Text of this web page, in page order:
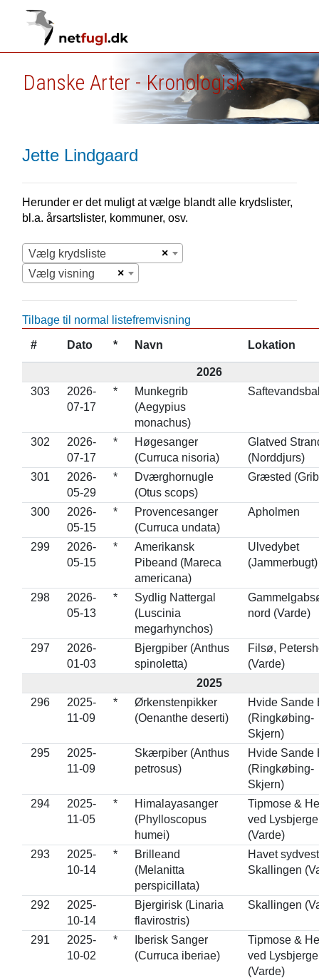
Danske Arter - Kronologisk
Jette Lindgaard
Herunder er det muligt at vælge blandt alle krydslister,
bl.a. årsartslister, kommuner, osv.
×
Vælg krydsliste
×
Vælg visning
Tilbage til normal listefremvisning
# Dato * Navn Lokation
2026
303
2026-
07-17
*
Munkegrib
(Aegypius
monachus)
302
2026-
07-17
*
Høgesanger
(Curruca nisoria)
Glatved
(Norddjurs)
301
2026-
05-29
*
Dværghornugle
(Otus scops)
Græsted
300
2026-
05-15
*
Provencesanger
(Curruca undata)
Apholmen
299
2026-
05-15
*
Amerikansk
Pibeand (Mareca
americana)
Ulvedybet
(Jammerbugt)
298
2026-
05-13
*
Sydlig Nattergal
(Luscinia
megarhynchos)
nord (Varde)
297
2026-
01-03
Bjergpiber (Anthus
spinoletta)
Filsø,
(Varde)
2025
296
2025-
11-09
*
Ørkenstenpikker
(Oenanthe deserti)
Hvide Sande
(Ringkøbing-
Skjern)
295
2025-
11-09
Skærpiber (Anthus
petrosus)
Hvide Sande
(Ringkøbing-
Skjern)
294
2025-
11-05
*
Himalayasanger
(Phylloscopus
humei)
Tipmose &
ved Lysbjerge
(Varde)
293
2025-
10-14
*
Brilleand
(Melanitta
perspicillata)
Havet
Skallingen
292
2025-
10-14
Bjergirisk (Linaria
flavirostris)
Skallingen
291
2025-
10-02
*
Iberisk Sanger
(Curruca iberiae)
Tipmose &
ved Lysbjerge
(Varde)